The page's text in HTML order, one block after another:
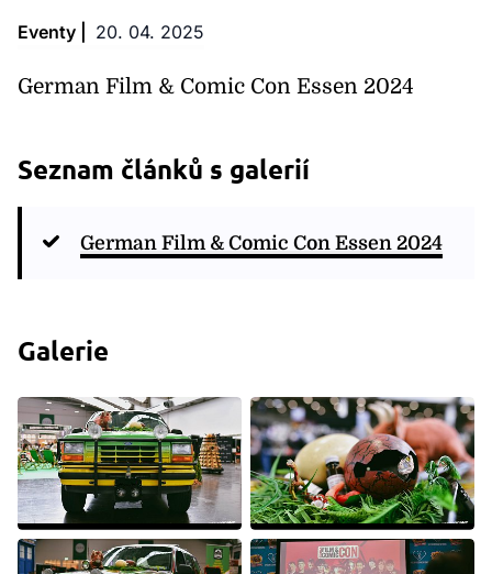
Eventy | 20. 04. 2025
German Film & Comic Con Essen 2024
Seznam článků s galerií
German Film & Comic Con Essen 2024
Galerie